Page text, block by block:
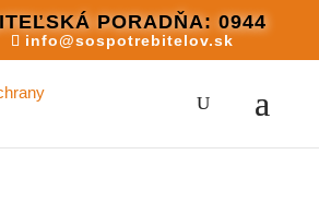
PORADŇA: 0944
info@sospotrebitelov.sk